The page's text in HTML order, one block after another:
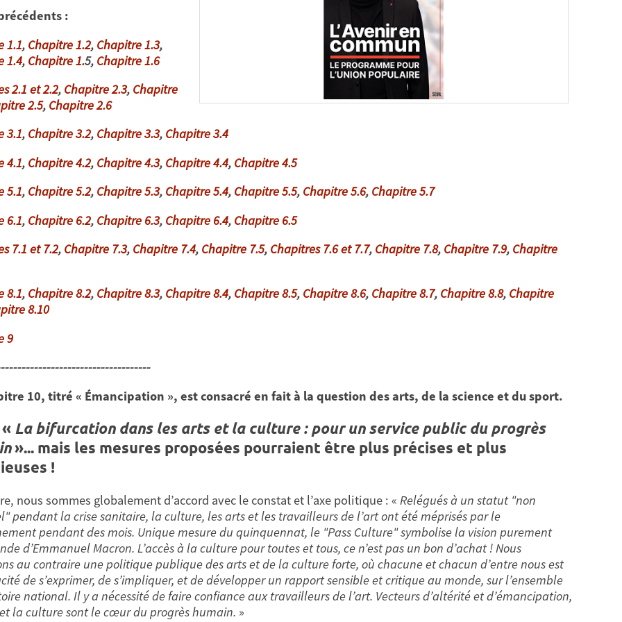
:
1.1, Chapitre 1.2, Chapitre 1.3,
1.4, Chapitre 1.5, Chapitre 1.6
2.1 et 2.2, Chapitre 2.3, Chapitre
2.5, Chapitre 2.6
3.1, Chapitre 3.2, Chapitre 3.3, Chapitre 3.4
4.1, Chapitre 4.2, Chapitre 4.3, Chapitre 4.4, Chapitre 4.5
5.1, Chapitre 5.2, Chapitre 5.3, Chapitre 5.4, Chapitre 5.5, Chapitre 5.6, Chapitre 5.7
6.1, Chapitre 6.2, Chapitre 6.3, Chapitre 6.4, Chapitre 6.5
7.1 et 7.2, Chapitre 7.3, Chapitre 7.4, Chapitre 7.5, Chapitres 7.6 et 7.7, Chapitre 7.8, Chapitre 7.9, Chapitre
8.1, Chapitre 8.2, Chapitre 8.3, Chapitre 8.4, Chapitre 8.5, Chapitre 8.6, Chapitre 8.7, Chapitre 8.8, Chapitre
8.10
9
10, titré « Émancipation », est consacré en fait à la question des arts, de la science et du sport.
La bifurcation dans les arts et la culture : pour un service public du progrès
»... mais les mesures proposées pourraient être plus précises et plus
!
nous sommes globalement d’accord avec le constat et l’axe politique : « Relégués à un statut "non
pendant la crise sanitaire, la culture, les arts et les travailleurs de l’art ont été méprisés par le
pendant des mois. Unique mesure du quinquennat, le "Pass Culture" symbolise la vision purement
d’Emmanuel Macron. L’accès à la culture pour toutes et tous, ce n’est pas un bon d’achat ! Nous
au contraire une politique publique des arts et de la culture forte, où chacune et chacun d’entre nous est
de s’exprimer, de s’impliquer, et de développer un rapport sensible et critique au monde, sur l’ensemble
national. Il y a nécessité de faire confiance aux travailleurs de l’art. Vecteurs d’altérité et d’émancipation,
la culture sont le cœur du progrès humain. »